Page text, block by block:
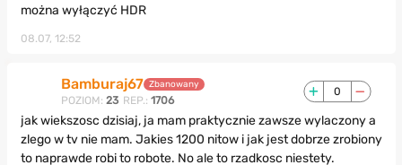
można wyłączyć HDR
08.07, 12:52
Bamburaj67 Zbanowany
POZIOM: 23 REP.: 1706
0
jak wiekszosc dzisiaj, ja mam praktycznie zawsze wylaczony a
zlego w tv nie mam. Jakies 1200 nitow i jak jest dobrze zrobiony
to naprawde robi to robote. No ale to rzadkosc niestety.